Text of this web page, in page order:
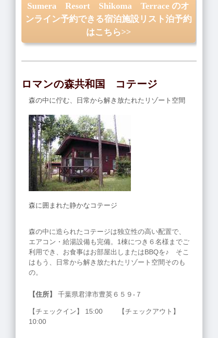
Sumera Resort Shikoma Terrace のオ
ンライン予約できる宿泊施設リスト泊予約
はこちら>>
ロマンの森共和国 コテージ
森の中に佇む、日常から解き放たれたリゾート空間
森に囲まれた静かなコテージ
森の中に造られたコテージは独立性の高い配置で、
エアコン・給湯設備も完備。1棟につき６名様までご
利用でき、お食事はお部屋出しまたはBBQを♪ そこ
はもう、日常から解き放たれたリゾート空間そのも
の。
【住所】 千葉県君津市豊英６５９‐７
【チェックイン】 15:00 【チェックアウト】
10:00